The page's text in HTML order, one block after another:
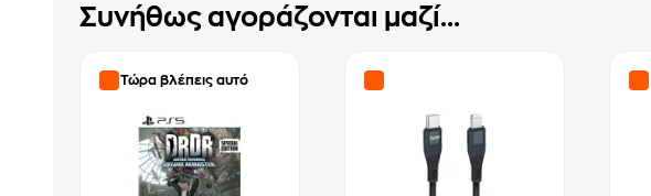
Συνήθως αγοράζονται μαζί...
Τώρα βλέπεις αυτό